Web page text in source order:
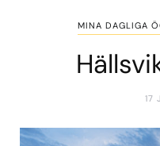
MINA DAGLIGA
17